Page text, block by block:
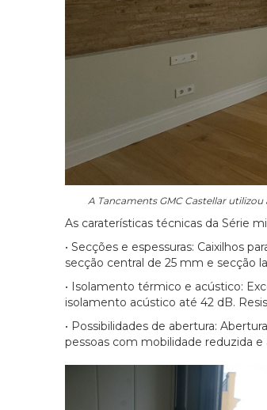
A Tancaments GMC Castellar
As caraterísticas técnicas da Série
• Secções e espessuras: Caixilhos
secção central de 25 mm e secção
• Isolamento térmico e acústico:
isolamento acústico até 42 dB.
• Possibilidades de abertura:
pessoas com mobilidade reduzida